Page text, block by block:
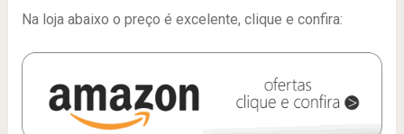
Na loja abaixo o preço é excelente, clique e confira: